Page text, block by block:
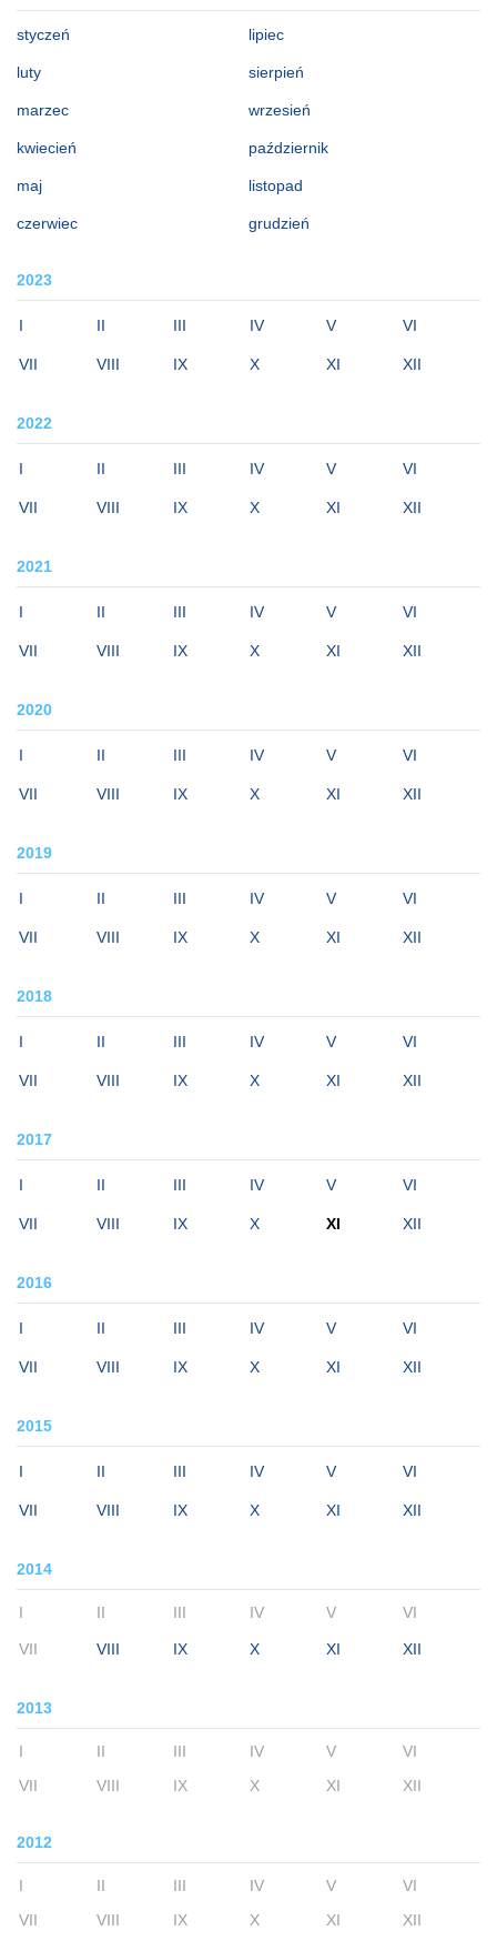
styczeń
luty
marzec
kwiecień
maj
czerwiec
lipiec
sierpień
wrzesień
październik
listopad
grudzień
2023
I II III IV V VI
VII VIII IX X XI XII
2022
I II III IV V VI
VII VIII IX X XI XII
2021
I II III IV V VI
VII VIII IX X XI XII
2020
I II III IV V VI
VII VIII IX X XI XII
2019
I II III IV V VI
VII VIII IX X XI XII
2018
I II III IV V VI
VII VIII IX X XI XII
2017
I II III IV V VI
VII VIII IX X XI XII
2016
I II III IV V VI
VII VIII IX X XI XII
2015
I II III IV V VI
VII VIII IX X XI XII
2014
I II III IV V VI
VII VIII IX X XI XII
2013
I II III IV V
VI
VII
VIII IX X XI XII
2012
I II III IV V
VI
VII
VIII IX X XI XII